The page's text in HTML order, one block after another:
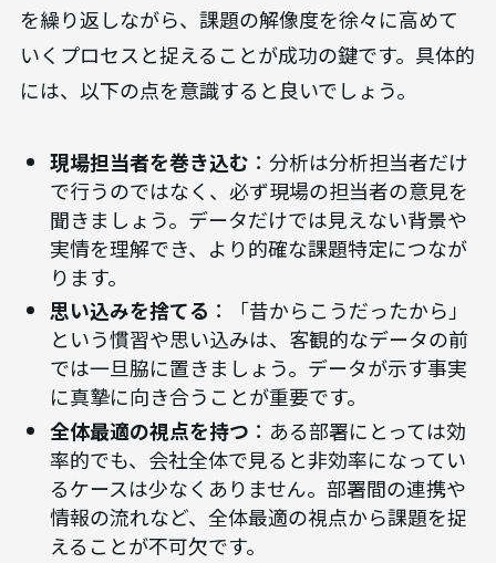
を繰り返しながら、課題の解像度を徐々に高めて
いくプロセスと捉えることが成功の鍵です。具体的
には、以下の点を意識すると良いでしょう。
現場担当者を巻き込む ：分析は分析担当者だけ
で行うのではなく、必ず現場の担当者の意見を
聞きましょう。データだけでは見えない背景や
実情を理解でき、より的確な課題特定につなが
ります。
思い込みを捨てる ：「昔からこうだったから」
という慣習や思い込みは、客観的なデータの前
では一旦脇に置きましょう。データが示す事実
に真摯に向き合うことが重要です。
全体最適の視点を持つ ：ある部署にとっては効
率的でも、会社全体で見ると非効率になってい
るケースは少なくありません。部署間の連携や
情報の流れなど、全体最適の視点から課題を捉
えることが不可欠です。